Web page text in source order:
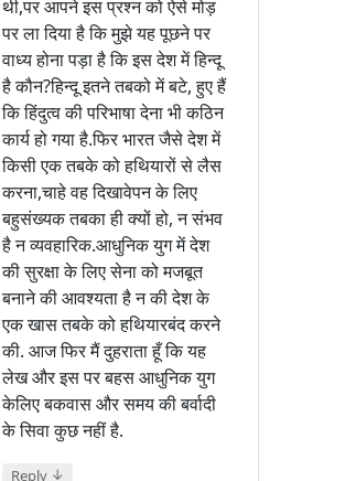
थी,पर आपने इस प्रश्न को ऐसे मोड़
पर ला दिया है कि मुझे यह पूछने पर
वाध्य होना पड़ा है कि इस देश में हिन्दू
है कौन?हिन्दू इतने तबको में बटे, हुए हैं
कि हिंदुत्व की परिभाषा देना भी कठिन
कार्य हो गया है.फिर भारत जैसे देश में
किसी एक तबके को हथियारों से लैस
करना,चाहे वह दिखावेपन के लिए
बहुसंख्यक तबका ही क्यों हो, न संभव
है न व्यवहारिक.आधुनिक युग में देश
की सुरक्षा के लिए सेना को मजबूत
बनाने की आवश्यता है न की देश के
एक खास तबके को हथियारबंद करने
की. आज फिर मैं दुहराता हूँ कि यह
लेख और इस पर बहस आधुनिक युग
केलिए बकवास और समय की बर्वादी
के सिवा कुछ नहीं है.
Reply ↓